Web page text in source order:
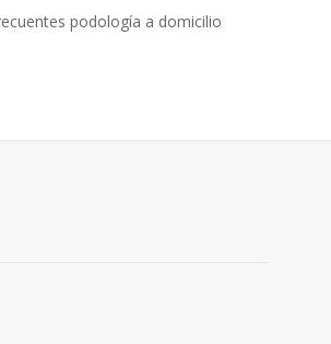
podología a domicilio